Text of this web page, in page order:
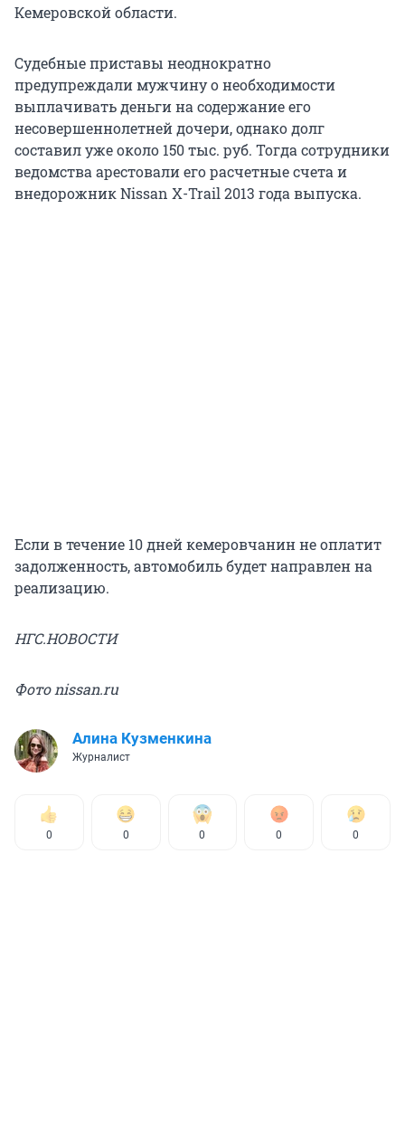
Кемеровской области.
Судебные приставы неоднократно
предупреждали мужчину о необходимости
выплачивать деньги на содержание его
несовершеннолетней дочери, однако долг
составил уже около 150 тыс. руб. Тогда сотрудники
ведомства арестовали его расчетные счета и
внедорожник Nissan X-Trail 2013 года выпуска.
Если в течение 10 дней кемеровчанин не оплатит
задолженность, автомобиль будет направлен на
реализацию.
НГС.НОВОСТИ
Фото nissan.ru
Алина Кузменкина
Журналист
0 0 0 0 0